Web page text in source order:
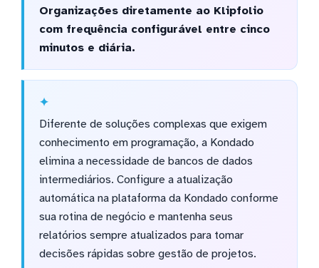
Organizações diretamente ao Klipfolio
com frequência configurável entre cinco
minutos e diária.
Diferente de soluções complexas que exigem
conhecimento em programação, a Kondado
elimina a necessidade de bancos de dados
intermediários. Configure a atualização
automática na plataforma da Kondado conforme
sua rotina de negócio e mantenha seus
relatórios sempre atualizados para tomar
decisões rápidas sobre gestão de projetos.